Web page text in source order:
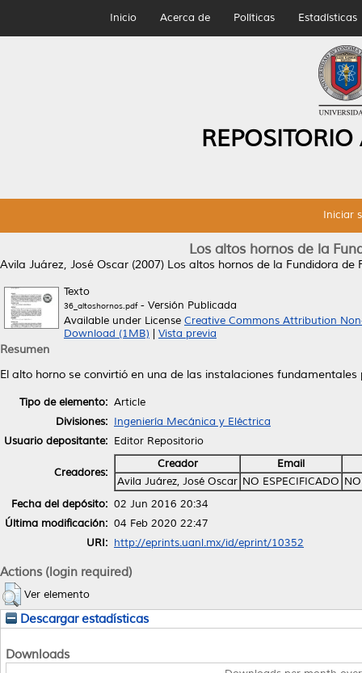
Inicio Acerca de Políticas Estadísticas
Iniciar
Los altos hornos de la
Avila Juárez, José Oscar (2007) Los altos hornos de la Fundidora de
Texto
36_altoshornos.pdf- Versión Publicada
Available under License Creative Commons Attribution
Download (1MB)
Vista previa
Resumen
El alto horno se convirtió en una de las instalaciones
Tipo de elemento: Article
Divisiones: Ingeniería Mecánica y Eléctrica
Usuario depositante: Editor Repositorio
Creadores:
Creador
Email
Avila Juárez, José Oscar NO ESPECIFICADO
Fecha del depósito: 02 Jun 2016 20:34
Última modificación: 04 Feb 2020 22:47
URI: http://eprints.uanl.mx/id/eprint/10352
Actions (login required)
Ver elemento
Descargar estadísticas
Downloads